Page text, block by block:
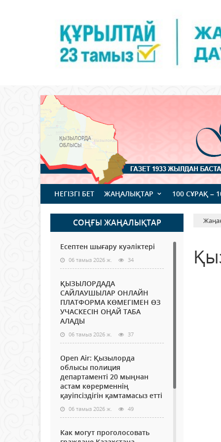
НЕГІЗГІ БЕТ ЖАҢАЛЫҚТАР 100 СҰРАҚ –
СОҢҒЫ ЖАҢАЛЫҚТАР
Есептен шығару куәліктері
06 тамыз 2026 ж. 34
ҚЫЗЫЛОРДАДА
САЙЛАУШЫЛАР ОНЛАЙН
ПЛАТФОРМА КӨМЕГІМЕН ӨЗ
УЧАСКЕСІН ОҢАЙ ТАБА
АЛАДЫ
06 тамыз 2026 ж. 37
Open Air: Қызылорда
облысы полиция
департаменті 20 мыңнан
астам көрерменнің
қауіпсіздігін қамтамасыз етті
06 тамыз 2026 ж. 49
Как могут проголосовать